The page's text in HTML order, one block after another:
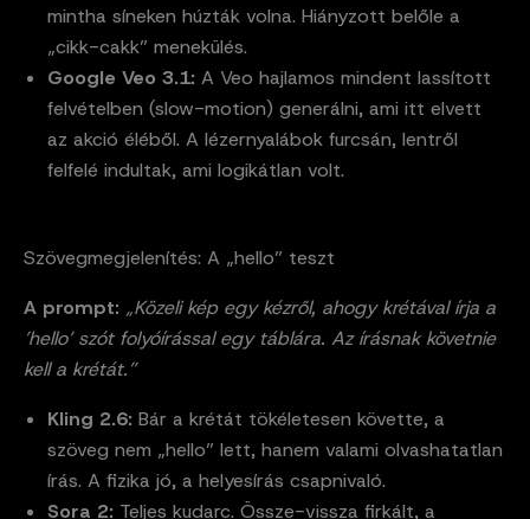
mintha síneken húzták volna. Hiányzott belőle a
„cikk-cakk” menekülés.
Google Veo 3.1: A Veo hajlamos mindent lassított
felvételben (slow-motion) generálni, ami itt elvett
az akció éléből. A lézernyalábok furcsán, lentről
felfelé indultak, ami logikátlan volt.
Szövegmegjelenítés: A „hello” teszt
A prompt: „Közeli kép egy kézről, ahogy krétával írja a
’hello’ szót folyóírással egy táblára. Az írásnak követnie
kell a krétát.”
Kling 2.6: Bár a krétát tökéletesen követte, a
szöveg nem „hello” lett, hanem valami olvashatatlan
írás. A fizika jó, a helyesírás csapnivaló.
Sora 2: Teljes kudarc. Össze-vissza firkált, a